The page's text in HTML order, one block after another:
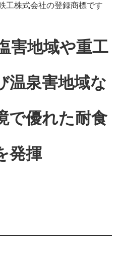
工株式会社の登録商標です
害地域や重工
温泉害地域な
で優れた耐食
発揮